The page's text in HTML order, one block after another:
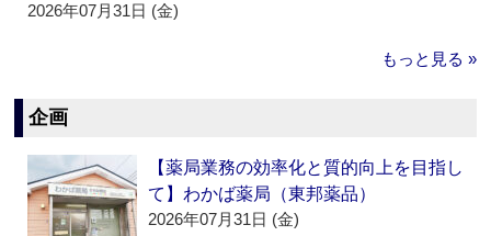
2026年07月31日 (金)
もっと見る »
企画
【薬局業務の効率化と質的向上を目指し
て】わかば薬局（東邦薬品）
2026年07月31日 (金)